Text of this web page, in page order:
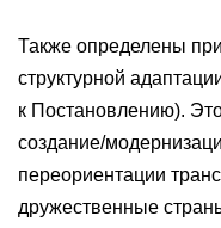
Также определены
структурной
к Постановлению).
создание/
переориентации
дружественные